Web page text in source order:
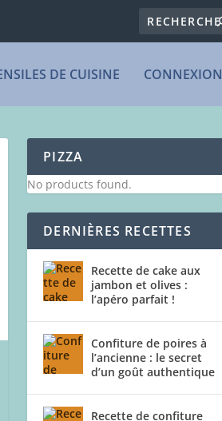
DE CUISINE CONNEXION
PIZZA
No products found.
DERNIÈRES RECETTES
Recette de cake aux
jambon et olives :
l’apéro parfait !
Confiture de poires à
l’ancienne : le secret
d’un goût authentique
Recette de confiture